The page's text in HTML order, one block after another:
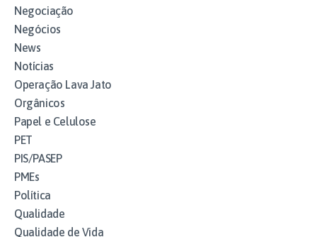
Negociação
Negócios
News
Notícias
Operação Lava Jato
Orgânicos
Papel e Celulose
PET
PIS/PASEP
PMEs
Política
Qualidade
Qualidade de Vida